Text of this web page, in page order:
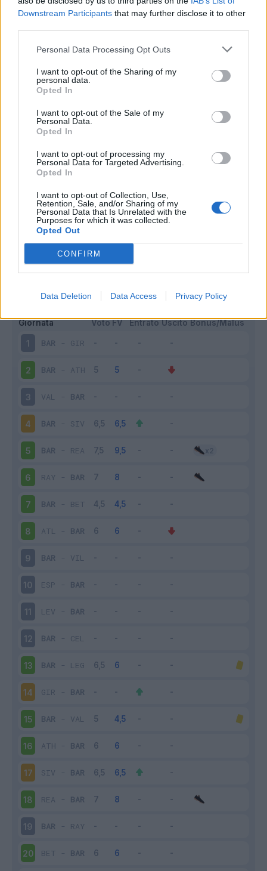
Downstream Participants that may further disclose it to other
Personal Data Processing Opt Outs
I want to opt-out of the Sharing of my
personal data.
Opted In
I want to opt-out of the Sale of my
Personal Data.
Opted In
I want to opt-out of processing my
Personal Data for Targeted Advertising.
Opted In
I want to opt-out of Collection, Use,
Retention, Sale, and/or Sharing of my
Personal Data that Is Unrelated with the
Purposes for which it was collected.
Opted Out
CONFIRM
Data Deletion Data Access Privacy Policy
Classic Mantra
Riepilogo stagione
6 - 22
Infortunato 0 - 0%
stagionale
Giornata VotoFV Entrato Uscito Bonus/Malus
1 BAR - GIR
2 BAR - ATH
3 VAL - BAR
4 BAR - SIV
5 BAR - REA
6 RAY - BAR
7 BAR - BET
8 ATL - BAR
9 BAR - VIL
10 ESP - BAR
11 LEV - BAR
12 BAR - CEL
13 BAR - LEG
14 GIR - BAR
15 BAR - VAL
16 ATH - BAR
17 SIV - BAR
18 REA - BAR
19 BAR - RAY
20 BET - BAR